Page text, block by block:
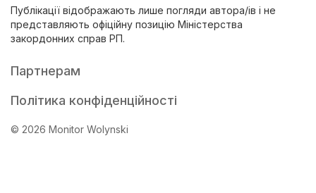
Публікації відображають лише погляди автора/ів і не
представляють офіційну позицію Міністерства
закордонних справ РП.
Партнерам
Політика конфіденційності
© 2026 Monitor Wolynski